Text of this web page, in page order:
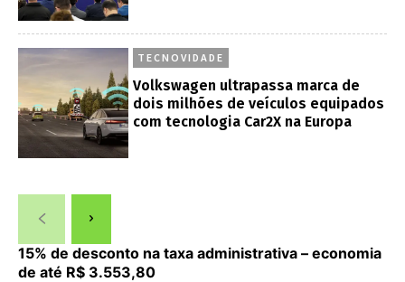
TECNOVIDADE
Volkswagen ultrapassa marca de
dois milhões de veículos equipados
com tecnologia Car2X na Europa
15% de desconto na taxa administrativa – economia
de até R$ 3.553,80